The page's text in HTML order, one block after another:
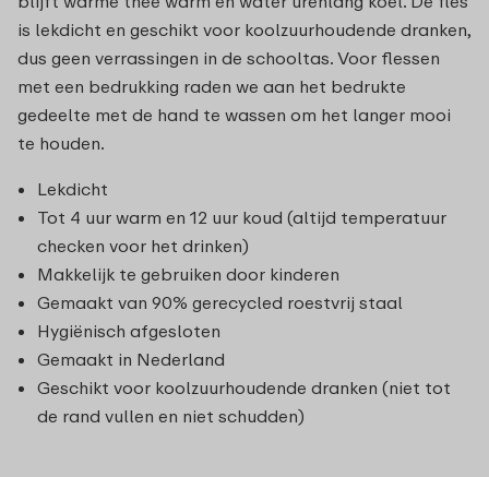
is lekdicht en geschikt voor koolzuurhoudende dranken,
dus geen verrassingen in de schooltas. Voor flessen
met een bedrukking raden we aan het bedrukte
gedeelte met de hand te wassen om het langer mooi
te houden.
Lekdicht
Tot 4 uur warm en 12 uur koud (altijd temperatuur
checken voor het drinken)
Makkelijk te gebruiken door kinderen
Gemaakt van 90% gerecycled roestvrij staal
Hygiënisch afgesloten
Gemaakt in Nederland
Geschikt voor koolzuurhoudende dranken (niet tot
de rand vullen en niet schudden)